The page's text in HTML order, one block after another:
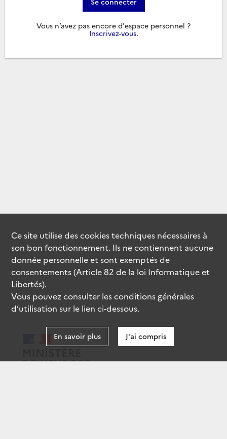
Vous n’avez pas encore d'espace personnel ?
Inscrivez-vous.
Ce site utilise descookiestechniques nécessaires à
son bon fonctionnement. Ils ne contiennent aucune
donnée personnelle et sont exemptés de
consentements (Article 82 de la loi Informatique et
Libertés).
Vous pouvez consulter les conditions générales
d’utilisation sur le lien ci-dessous.
En savoir plus J'ai compris